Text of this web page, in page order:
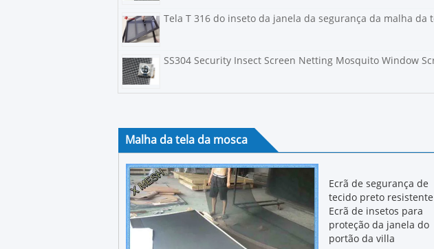
Tela T 316 do inseto da janela da segurança da malha da
SS304 Security Insect Screen Netting Mosquito Window
Malha da tela da mosca
Ecrã de segurança de
tecido preto resistente
Ecrã de insetos para
proteção da janela do
portão da villa